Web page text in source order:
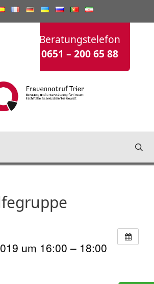
Beratungstelefon
0651 – 200 65 88
um 16:00 – 18:00